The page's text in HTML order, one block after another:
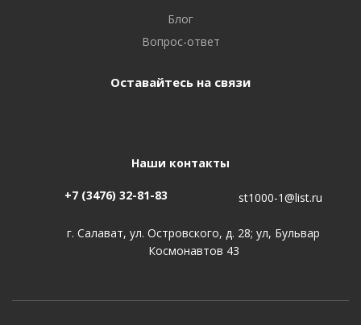
Блог
Вопрос-ответ
Оставайтесь на связи
Наши контакты
+7 (3476) 32-81-83 st1000-1@list.ru
г. Салават, ул. Островского, д. 28; ул, Бульвар
Космонавтов 43